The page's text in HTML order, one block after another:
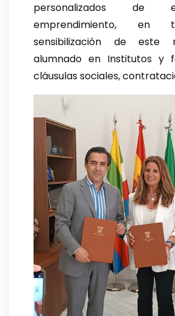
personalizados de
emprendimiento, en
sensibilización de este
alumnado en Institutos y
cláusulas sociales,